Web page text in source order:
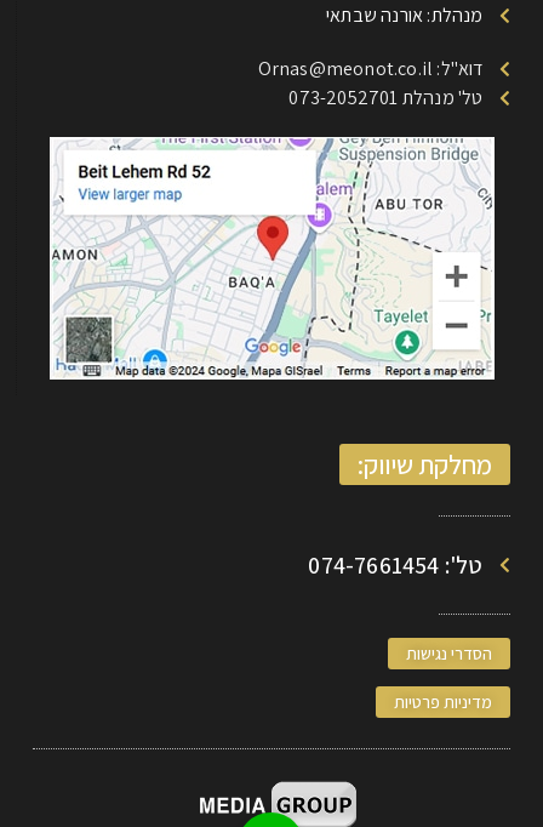
מנהלת: אורנה שבתאי
דוא"ל: Ornas@meonot.co.il
טל' מנהלת 073-2052701
מחלקת שיווק:
טל': 074-7661454
הסדרי נגישות
מדיניות פרטיות